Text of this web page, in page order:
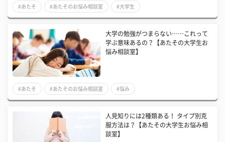
#あたそ #あたそのお悩み相談室 #大学生
大学の勉強がつまらない……これって
学ぶ意味あるの？【あたその大学生お
悩み相談室】
#あたそ #あたそのお悩み相談室 #悩み
人見知りには2種類ある！ タイプ別克
服方法は？【あたその大学生お悩み相
談室】